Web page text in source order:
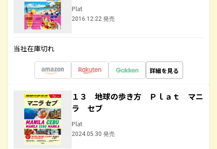
Plat
2016.12.22 発売
当社在庫切れ
詳細を見る
１３ 地球の歩き方 Ｐｌａｔ マニ
ラ セブ
Plat
2024.05.30 発売